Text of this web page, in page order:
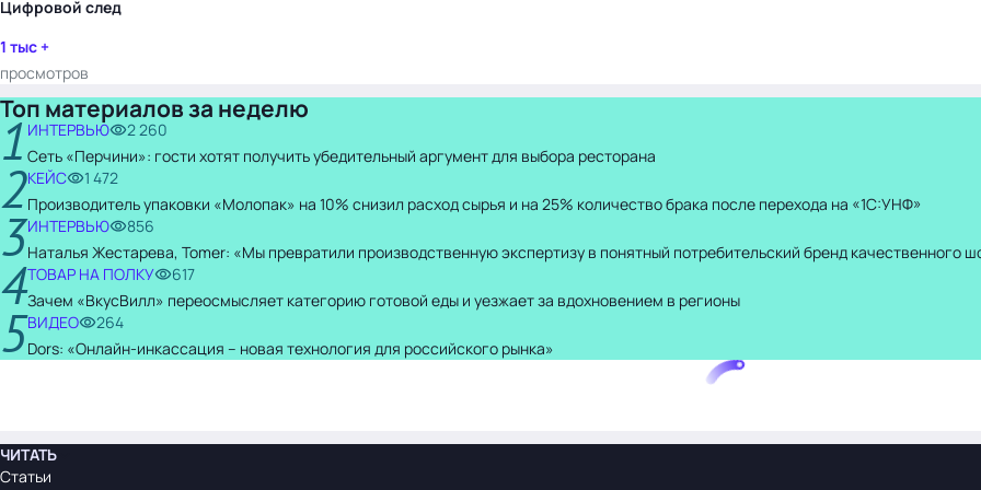
Цифровой след
1 тыс +
просмотров
Топ материалов за неделю
1 ИНТЕРВЬЮ
2 260
Сеть «Перчини»: гости хотят получить убедительный аргумент для выбора ресторана
2КЕЙС
1 472
Производитель упаковки «Молопак» на 10% снизил расход сырья и на 25% количество брака после перехода на «1С:УНФ»
3ИНТЕРВЬЮ
856
Наталья Жестарева, Tomer: «Мы превратили производственную экспертизу в понятный потребительский бренд качественного
4ТОВАР НА ПОЛКУ
617
Зачем «ВкусВилл» переосмысляет категорию готовой еды и уезжает за вдохновением в регионы
5ВИДЕО
264
Dors: «Онлайн-инкассация – новая технология для российского рынка»
ЧИТАТЬ
Статьи